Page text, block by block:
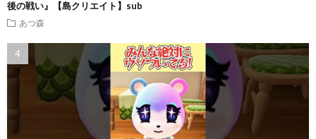
後の戦い』【島クリエイト】sub
あつ森